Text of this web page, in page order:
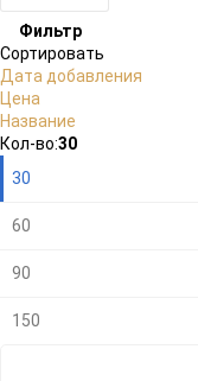
Фильтр
Сортировать
Дата добавления
Цена
Название
Плитка
Подробно
Компактно
Кол-во:30
30
60
90
150